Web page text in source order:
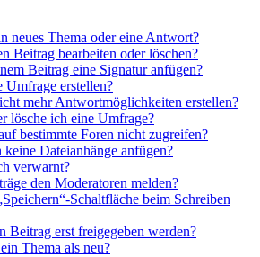
neues Thema oder eine Antwort?
Beitrag bearbeiten oder löschen?
Beitrag eine Signatur anfügen?
Umfrage erstellen?
mehr Antwortmöglichkeiten erstellen?
lösche ich eine Umfrage?
bestimmte Foren nicht zugreifen?
Dateianhänge anfügen?
verwarnt?
den Moderatoren melden?
Schaltfläche beim Schreiben
Beitrag erst freigegeben werden?
Thema als neu?